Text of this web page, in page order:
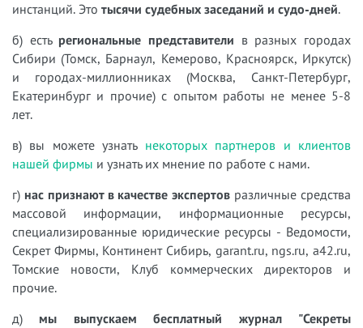
инстанций. Это тысячи судебных заседаний и судо-дней.
б) есть региональные представители в разных городах
Сибири (Томск, Барнаул, Кемерово, Красноярск, Иркутск)
и городах-миллионниках (Москва, Санкт-Петербург,
Екатеринбург и прочие) с опытом работы не менее 5-8
лет.
в) вы можете узнать некоторых партнеров и клиентов
нашей фирмы и узнать их мнение по работе с нами.
г) нас признают в качестве экспертов различные средства
массовой информации, информационные ресурсы,
специализированные юридические ресурсы - Ведомости,
Секрет Фирмы, Континент Сибирь, garant.ru, ngs.ru, a42.ru,
Томские новости, Клуб коммерческих директоров и
прочие.
д) мы выпускаем бесплатный журнал "Секреты